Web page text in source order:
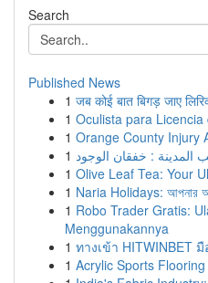
Search
Published News
1 जब कोई बात बिगड़ जाए
1 Oculista para
1 Orange County Injury
1 المدينة : خفقان الوجود
1 Olive Leaf Tea: Your
1 Naria Holidays: আপনার
1 Robo Trader Gratis:
Menggunakannya
1 ทางเข้า HITWINBET
1 Acrylic Sports